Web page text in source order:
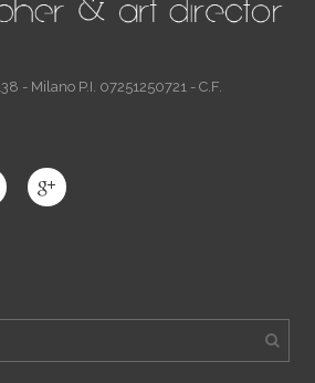
- Milano P.I. 07251250721 - C.F.